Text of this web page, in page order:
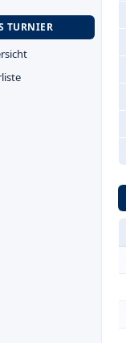
TURNIER